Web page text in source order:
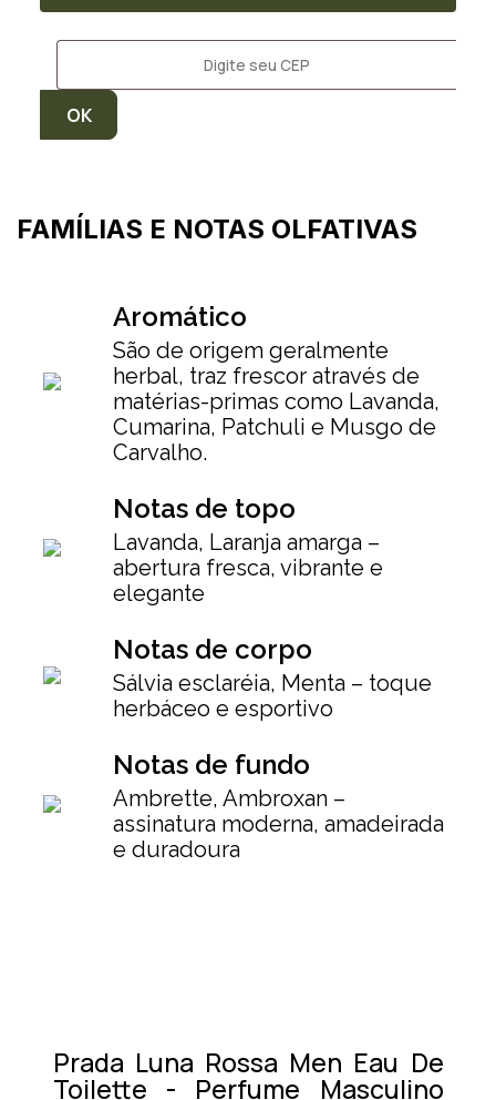
FAMÍLIAS E NOTAS OLFATIVAS
Aromático
São de origem geralmente
herbal, traz frescor através de
matérias-primas como Lavanda,
Cumarina, Patchuli e Musgo de
Carvalho.
Notas de topo
Lavanda, Laranja amarga –
abertura fresca, vibrante e
elegante
Notas de corpo
Sálvia esclaréia, Menta – toque
herbáceo e esportivo
Notas de fundo
Ambrette, Ambroxan –
assinatura moderna, amadeirada
e duradoura
Prada Luna Rossa Men Eau De
Toilette - Perfume Masculino